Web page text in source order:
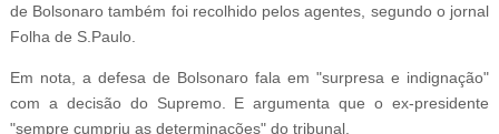
de Bolsonaro também foi recolhido pelos agentes, segundo o jornal
Folha de S.Paulo.
Em nota, a defesa de Bolsonaro fala em "surpresa e indignação"
com a decisão do Supremo. E argumenta que o ex-presidente
"sempre cumpriu as determinações" do tribunal.